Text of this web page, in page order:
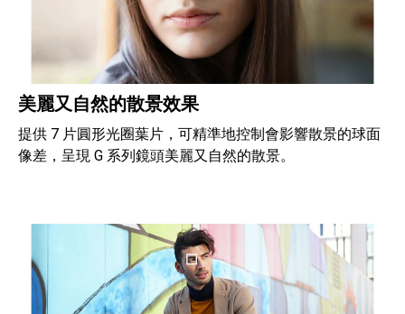
美麗又自然的散景效果
提供 7 片圓形光圈葉片，可精準地控制會影響散景的球面
像差，呈現 G 系列鏡頭美麗又自然的散景。